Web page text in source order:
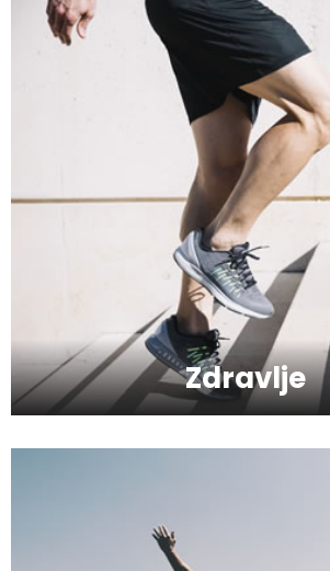
Kako da napravite
toksične veze i
odnosa?
Kako da imate
tretmana?
Kako da se
hijaluronom
Kako da serumom
Zdravlje